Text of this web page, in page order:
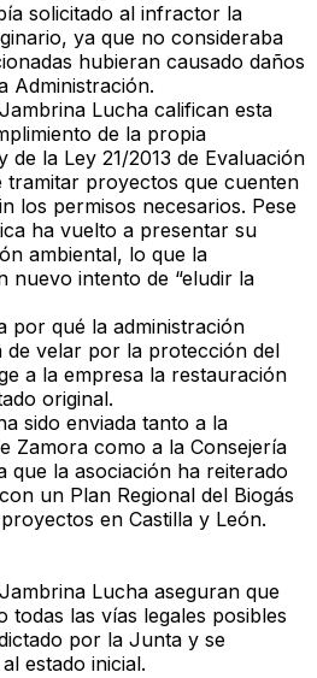
solicitado al infractor la
, ya que no consideraba
hubieran causado daños
Administración.
Lucha califican esta
de la propia
la Ley 21/2013 de Evaluación
tramitar proyectos que cuenten
los permisos necesarios. Pese
ha vuelto a presentar su
ambiental, lo que la
nuevo intento de “eludir la
por qué la administración
de velar por la protección del
a la empresa la restauración
original.
sido enviada tanto a la
Zamora como a la Consejería
que la asociación ha reiterado
un Plan Regional del Biogás
en Castilla y León.
Lucha aseguran que
las vías legales posibles
por la Junta y se
estado inicial.